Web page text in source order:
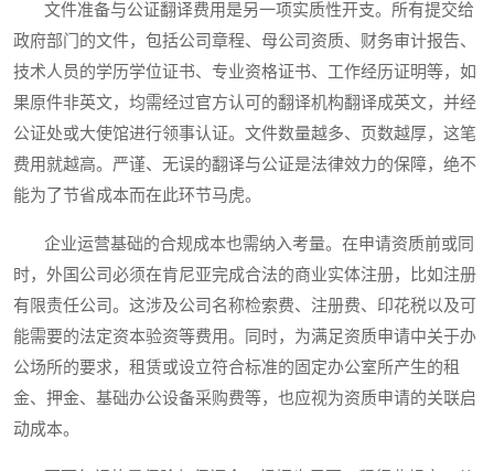
文件准备与公证翻译费用是另一项实质性开支。所有提交给
政府部门的文件，包括公司章程、母公司资质、财务审计报告、
技术人员的学历学位证书、专业资格证书、工作经历证明等，如
果原件非英文，均需经过官方认可的翻译机构翻译成英文，并经
公证处或大使馆进行领事认证。文件数量越多、页数越厚，这笔
费用就越高。严谨、无误的翻译与公证是法律效力的保障，绝不
能为了节省成本而在此环节马虎。
企业运营基础的合规成本也需纳入考量。在申请资质前或同
时，外国公司必须在肯尼亚完成合法的商业实体注册，比如注册
有限责任公司。这涉及公司名称检索费、注册费、印花税以及可
能需要的法定资本验资等费用。同时，为满足资质申请中关于办
公场所的要求，租赁或设立符合标准的固定办公室所产生的租
金、押金、基础办公设备采购费等，也应视为资质申请的关联启
动成本。